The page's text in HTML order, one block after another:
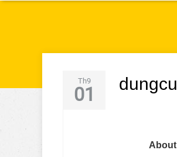
Th9
01 dungcu
About